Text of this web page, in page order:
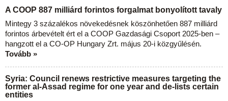
A COOP 887 milliárd forintos forgalmat bonyolított tavaly
Mintegy 3 százalékos növekedésnek köszönhetően 887 milliárd
forintos árbevételt ért el a COOP Gazdasági Csoport 2025-ben –
hangzott el a CO-OP Hungary Zrt. május 20-i közgyűlésén.
Tovább »
Syria: Council renews restrictive measures targeting the
former al-Assad regime for one year and de-lists certain
entities